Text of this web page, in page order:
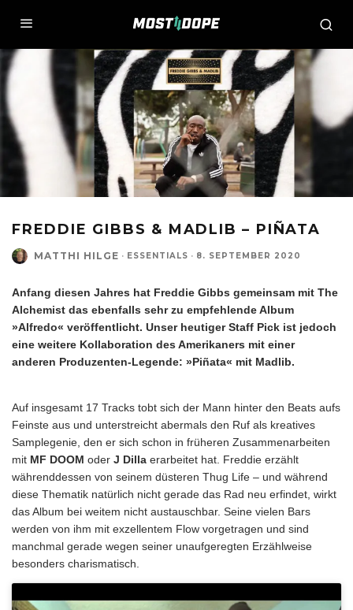
FREDDIE GIBBS & MADLIB – PIÑATA
MATTHI HILGE · ESSENTIALS · 8. SEPTEMBER 2020
Anfang diesen Jahres hat Freddie Gibbs gemeinsam mit The
Alchemist das ebenfalls sehr zu empfehlende Album
»Alfredo« veröffentlicht. Unser heutiger Staff Pick ist jedoch
eine weitere Kollaboration des Amerikaners mit einer
anderen Produzenten-Legende: »Piñata« mit Madlib.
Auf insgesamt 17 Tracks tobt sich der Mann hinter den Beats aufs
Feinste aus und unterstreicht abermals den Ruf als kreatives
Samplegenie, den er sich schon in früheren Zusammenarbeiten
mit MF DOOM oder J Dilla erarbeitet hat. Freddie erzählt
währenddessen von seinem düsteren Thug Life – und während
diese Thematik natürlich nicht gerade das Rad neu erfindet, wirkt
das Album bei weitem nicht austauschbar. Seine vielen Bars
werden von ihm mit exzellentem Flow vorgetragen und sind
manchmal gerade wegen seiner unaufgeregten Erzählweise
besonders charismatisch.